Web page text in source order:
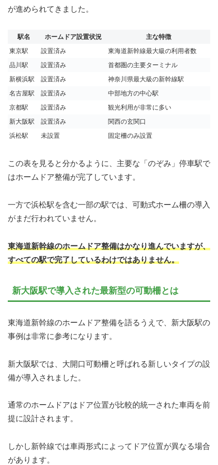
が進められてきました。
駅名 ホームドア設置状況
主な特徴
東京駅
設置済み
東海道新幹線最大級の利用者数
品川駅
設置済み
首都圏の主要ターミナル
新横浜駅
設置済み
神奈川県最大級の新幹線駅
名古屋駅
設置済み
中部地方の中心駅
京都駅
設置済み
観光利用が非常に多い
新大阪駅
設置済み
関西の玄関口
浜松駅
未設置 固定柵のみ設置
この表を見ると分かるように、主要な「のぞみ」停車駅で
はホームドア整備が完了しています。
一方で浜松駅を含む一部の駅では、可動式ホーム柵の導入
がまだ行われていません。
東海道新幹線のホームドア整備はかなり進んでいますが、
すべての駅で完了しているわけではありません。
新大阪駅で導入された最新型の可動柵とは
東海道新幹線のホームドア整備を語るうえで、新大阪駅の
事例は非常に参考になります。
新大阪駅では、大開口可動柵と呼ばれる新しいタイプの設
備が導入されました。
通常のホームドアはドア位置が比較的統一された車両を前
提に設計されます。
しかし新幹線では車両形式によってドア位置が異なる場合
があります。